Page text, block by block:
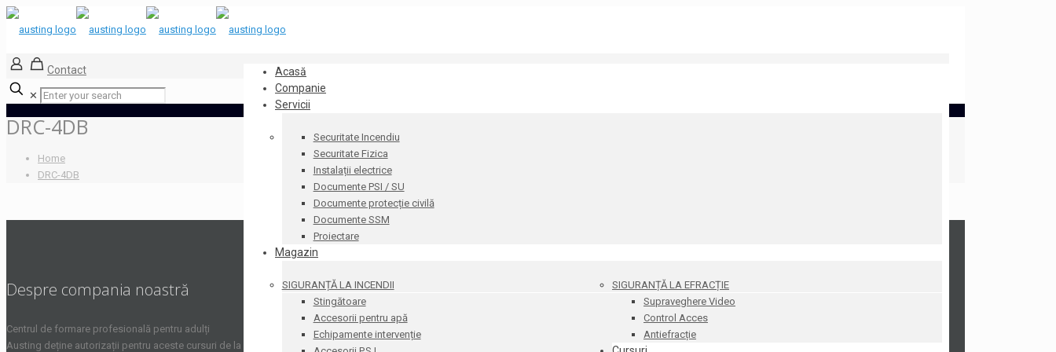
Acasă
Companie
Servicii
Securitate Incendiu
Securitate Fizica
Instalații electrice
Documente PSI / SU
Documente protecție civilă
Documente SSM
Proiectare
Magazin
SIGURANȚĂ LA INCENDII
Stingătoare
Accesorii pentru apă
Echipamente intervenție
SIGURANȚĂ LA EFRACȚIE
Supraveghere Video
Control Acces
Antiefracție
Contact
✕
DRC-4DB
Home
DRC-4DB
Despre compania noastră
Centrul de formare profesională pentru adulți
Austing deține autorizații pentru aceste cursuri de la